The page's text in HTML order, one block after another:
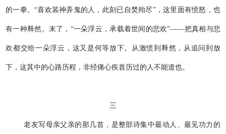
的一拳。“喜欢装神弄鬼的人，此刻已自焚殆尽”，这里面有愤怒，也
有一种释然。末了，“一朵浮云，承载着世间的悲欢”——把真相与悲
欢都交给一朵浮云，这又是何等放下。从激愤到释然，从追问到放
下，这其中的心路历程，非经痛心疾首历过的人不能道也。
三
老友写母亲父亲的那几首，是整部诗集中最动人、最见功力的